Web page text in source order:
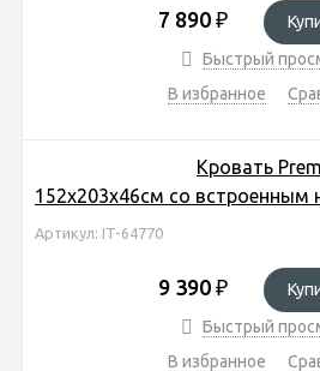
7 890 ₽
Быстрый
В избранное
Кровать
152х203х46см со встроенным
Артикул: IT-64770
9 390 ₽
Быстрый
В избранное